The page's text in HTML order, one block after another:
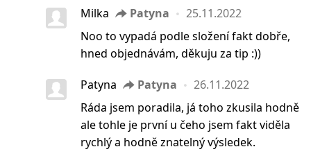
Milka
Patyna
25.11.2022
Noo to vypadá podle složení fakt dobře,
hned objednávám, děkuju za tip :))
Patyna Patyna
26.11.2022
Ráda jsem poradila, já toho zkusila hodně
ale tohle je první u čeho jsem fakt viděla
rychlý a hodně znatelný výsledek.